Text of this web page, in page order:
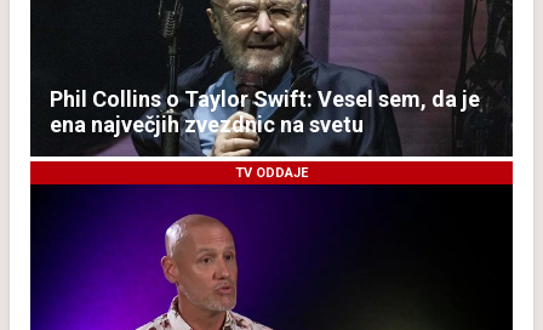
Phil Collins o Taylor Swift: Vesel sem, da je
ena največjih zvezdnic na svetu
TV ODDAJE